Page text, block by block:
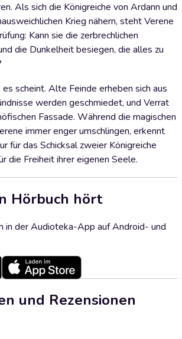
Als sich die Königreiche von Ardann und
Krieg nähern, steht Verene
Kann sie die zerbrechlichen
die Dunkelheit besiegen, die alles zu
scheint. Alte Feinde erheben sich aus
werden geschmiedet, und Verrat
Fassade. Während die magischen
immer enger umschlingen, erkennt
für das Schicksal zweier Königreiche
die Freiheit ihrer eigenen Seele.
Hörbuch hört
in der Audioteka-App auf Android- und
und Rezensionen